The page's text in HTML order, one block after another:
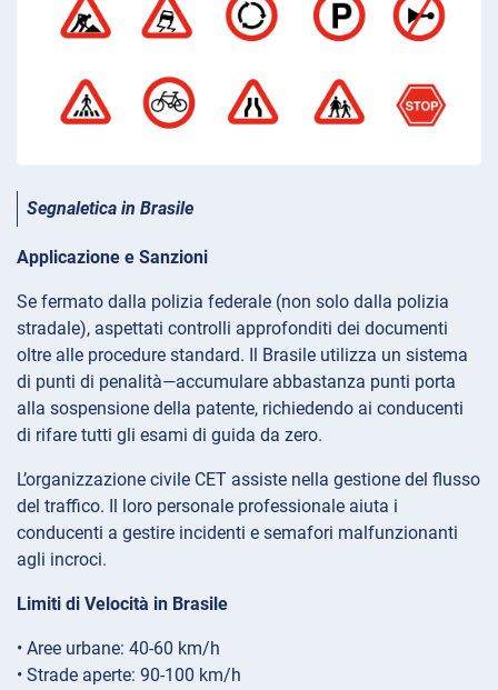
Segnaletica in Brasile
Applicazione e Sanzioni
Se fermato dalla polizia federale (non solo dalla polizia
stradale), aspettati controlli approfonditi dei documenti
oltre alle procedure standard. Il Brasile utilizza un sistema
di punti di penalità—accumulare abbastanza punti porta
alla sospensione della patente, richiedendo ai conducenti
di rifare tutti gli esami di guida da zero.
L’organizzazione civile CET assiste nella gestione del flusso
del traffico. Il loro personale professionale aiuta i
conducenti a gestire incidenti e semafori malfunzionanti
agli incroci.
Limiti di Velocità in Brasile
• Aree urbane: 40-60 km/h
• Strade aperte: 90-100 km/h